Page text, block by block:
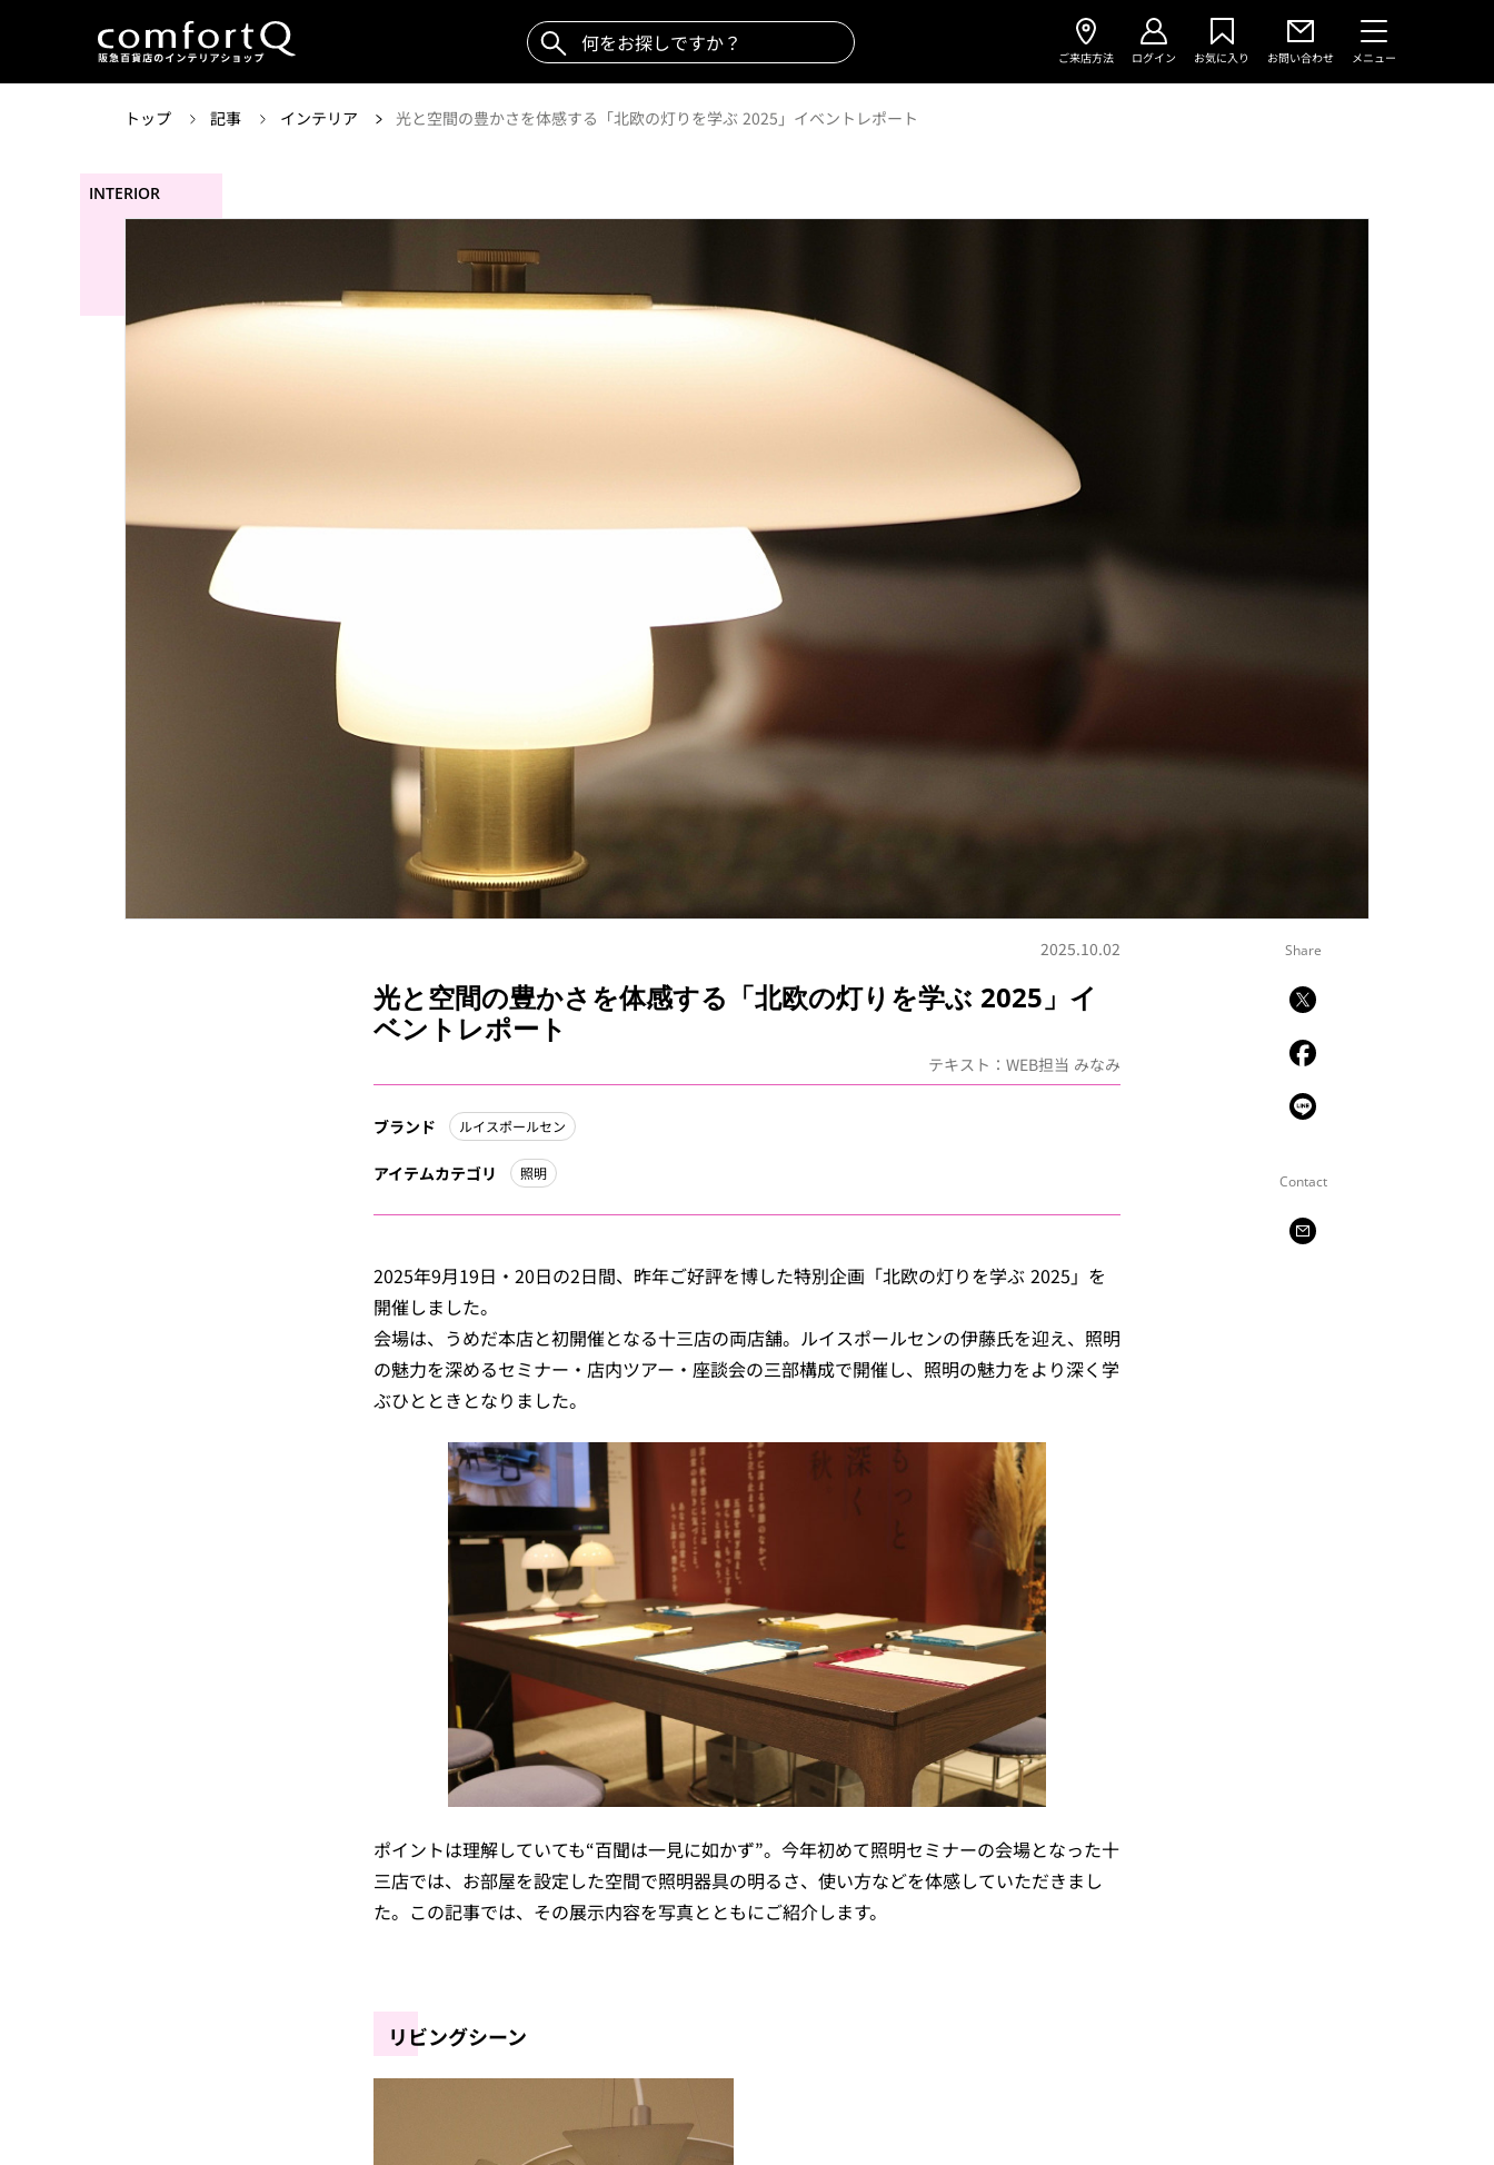
ご来店方法 ログイン お気に入り お問い合わせ メニュー
トップ 記事 インテリア 光と空間の豊かさを体感する「北欧の灯りを学ぶ 2025」イベントレポート
INTERIOR
Share
Contact
2025.10.02
光と空間の豊かさを体感する「北欧の灯りを学ぶ 2025」イ
ベントレポート
テキスト：WEB担当 みなみ
ブランド ルイスポールセン
アイテムカテゴリ 照明
2025年9月19日・20日の2日間、昨年ご好評を博した特別企画「北欧の灯りを学ぶ 2025」を
開催しました。
会場は、うめだ本店と初開催となる十三店の両店舗。ルイスポールセンの伊藤氏を迎え、照明
の魅力を深めるセミナー・店内ツアー・座談会の三部構成で開催し、照明の魅力をより深く学
ぶひとときとなりました。
ポイントは理解していても“百聞は一見に如かず”。今年初めて照明セミナーの会場となった十
三店では、お部屋を設定した空間で照明器具の明るさ、使い方などを体感していただきまし
た。この記事では、その展示内容を写真とともにご紹介します。
リビングシーン